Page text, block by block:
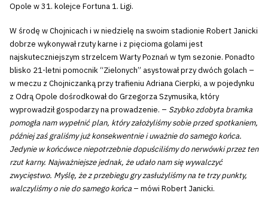
Opole w 31. kolejce Fortuna 1. Ligi.
W środę w Chojnicach i w niedzielę na swoim stadionie Robert Janicki
dobrze wykonywał rzuty karne i z pięcioma golami jest
najskuteczniejszym strzelcem Warty Poznań w tym sezonie. Ponadto
blisko 21-letni pomocnik “Zielonych” asystował przy dwóch golach –
w meczu z Chojniczanką przy trafieniu Adriana Cierpki, a w pojedynku
z Odrą Opole dośrodkował do Grzegorza Szymusika, który
wyprowadził gospodarzy na prowadzenie. – Szybko zdobyta bramka
pomogła nam wypełnić plan, który założyliśmy sobie przed spotkaniem,
później zaś graliśmy już konsekwentnie i uważnie do samego końca.
Jedynie w końcówce niepotrzebnie dopuściliśmy do nerwówki przez ten
rzut karny. Najważniejsze jednak, że udało nam się wywalczyć
zwycięstwo. Myślę, że z przebiegu gry zasłużyliśmy na te trzy punkty,
walczyliśmy o nie do samego końca – mówi Robert Janicki.